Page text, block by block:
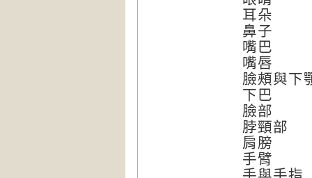
耳朵
鼻子
嘴巴
嘴唇
臉頰與下
下巴
臉部
脖頸部
肩膀
手臂